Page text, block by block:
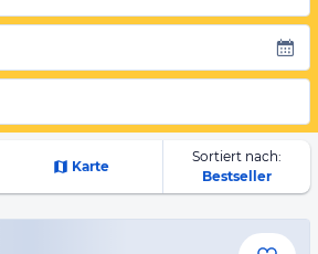
Karte
Sortiert nach:
Bestseller